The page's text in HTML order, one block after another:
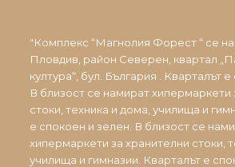
"Комплекс “Магнолия Форест “ се
Пловдив, район Северен, квартал
култура“, бул. България . Кварталът
В близост се намират хипермаркети
стоки, техника и дома, училища и
е спокоен и зелен. В близост се
хипермаркети за хранителни стоки,
училища и гимназии. Кварталът е